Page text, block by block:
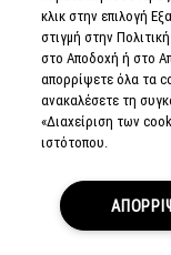
κλικ στην επιλογή
στιγμή στην
στο Αποδοχή ή στο
απορρίψετε όλα τα
ανακαλέσετε τη
«Διαχείριση των
ιστότοπου.